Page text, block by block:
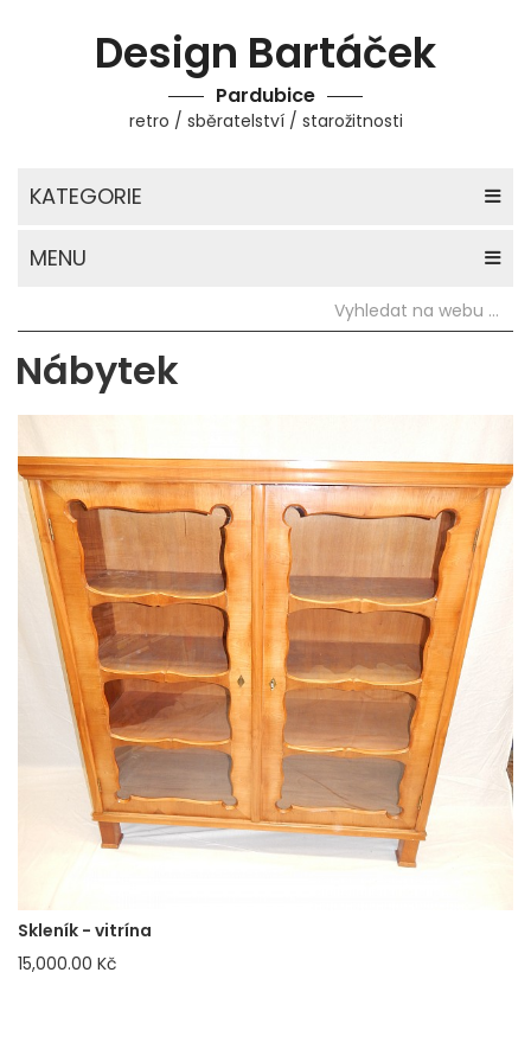
Design Bartáček
Pardubice
retro / sběratelství / starožitnosti
KATEGORIE
MENU
Nábytek
Skleník - vitrína
15,000.00 Kč